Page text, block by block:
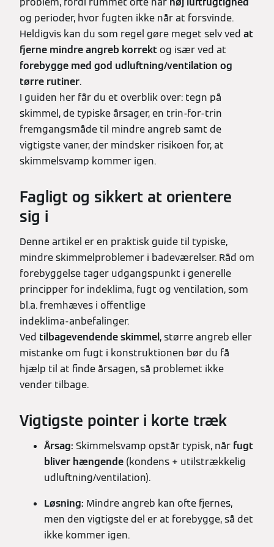
og perioder, hvor fugten ikke når at forsvinde.
Heldigvis kan du som regel gøre meget selv ved at
fjerne mindre angreb korrekt og især ved at
forebygge med god udluftning/ventilation og
tørre rutiner.
I guiden her får du et overblik over: tegn på
skimmel, de typiske årsager, en trin‑for‑trin
fremgangsmåde til mindre angreb samt de
vigtigste vaner, der mindsker risikoen for, at
skimmelsvamp kommer igen.
Fagligt og sikkert at orientere
sig i
Denne artikel er en praktisk guide til typiske,
mindre skimmelproblemer i badeværelser. Råd om
forebyggelse tager udgangspunkt i generelle
principper for indeklima, fugt og ventilation, som
bl.a. fremhæves i offentlige
indeklima‑anbefalinger.
Ved tilbagevendende skimmel , større angreb eller
mistanke om fugt i konstruktionen bør du få
hjælp til at finde årsagen, så problemet ikke
vender tilbage.
Vigtigste pointer i korte træk
Årsag: Skimmelsvamp opstår typisk, når fugt
bliver hængende (kondens + utilstrækkelig
udluftning/ventilation).
Løsning: Mindre angreb kan ofte fjernes,
men den vigtigste del er at forebygge, så det
ikke kommer igen.